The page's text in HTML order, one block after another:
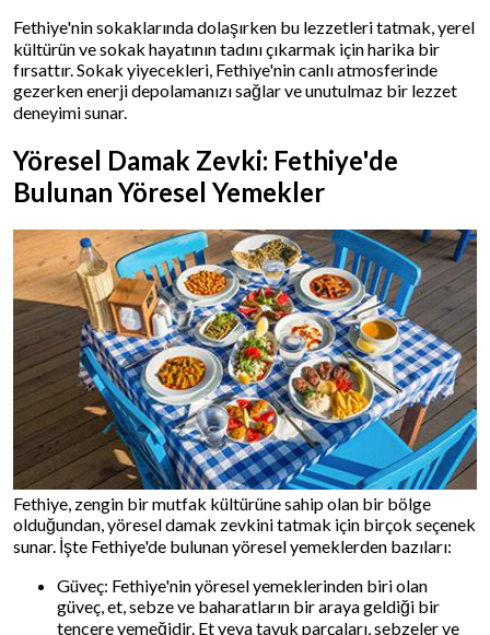
Fethiye'nin sokaklarında dolaşırken bu lezzetleri tatmak, yerel
kültürün ve sokak hayatının tadını çıkarmak için harika bir
fırsattır. Sokak yiyecekleri, Fethiye'nin canlı atmosferinde
gezerken enerji depolamanızı sağlar ve unutulmaz bir lezzet
deneyimi sunar.
Yöresel Damak Zevki: Fethiye'de
Bulunan Yöresel Yemekler
Fethiye, zengin bir mutfak kültürüne sahip olan bir bölge
olduğundan, yöresel damak zevkini tatmak için birçok seçenek
sunar. İşte Fethiye'de bulunan yöresel yemeklerden bazıları:
Güveç: Fethiye'nin yöresel yemeklerinden biri olan
güveç, et, sebze ve baharatların bir araya geldiği bir
tencere yemeğidir. Et veya tavuk parçaları, sebzeler ve